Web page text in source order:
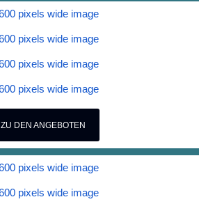
ZU DEN ANGEBOTEN